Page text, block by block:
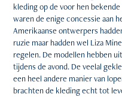
kleding op de voor hen
waren de enige concessie aan
Amerikaanse ontwerpers
ruzie maar hadden wel Liza
regelen. De modellen hebben
tijdens de avond. De veelal
een heel andere manier van
brachten de kleding echt tot